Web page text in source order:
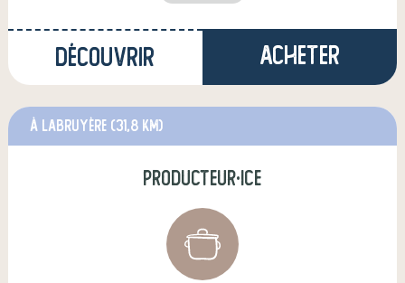
Découvrir Acheter
à Labruyère (31,8 km)
producteur·ice